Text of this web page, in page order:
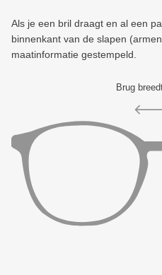
Als je een bril draagt ​​en al een
binnenkant van de slapen
maatinformatie gestempeld.
Brug